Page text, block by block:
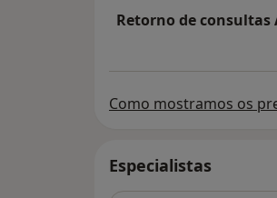
Retorno de
Como mostramos os
Especialistas